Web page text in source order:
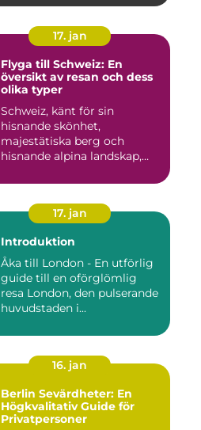
17. jan
Flyga till Schweiz: En
översikt av resan och dess
olika typer
Schweiz, känt för sin
hisnande skönhet,
majestätiska berg och
hisnande alpina landskap,
17. jan
Introduktion
Åka till London - En utförlig
guide till en oförglömlig
resa London, den pulserande
huvudstaden i...
16. jan
Berlin Sevärdheter: En
Högkvalitativ Guide för
Privatpersoner